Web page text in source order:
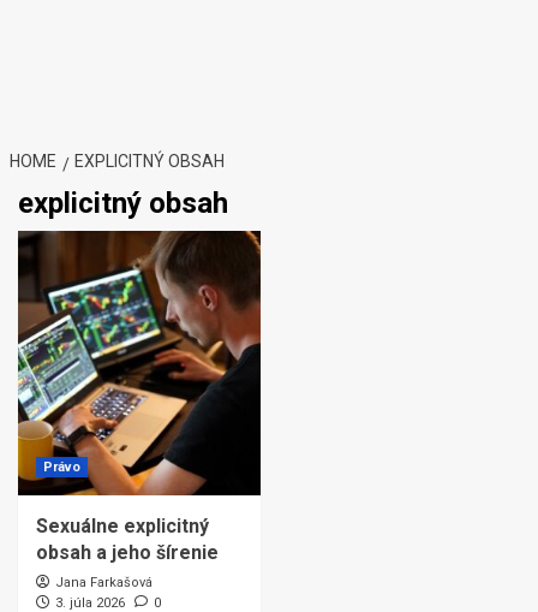
HOME EXPLICITNÝ OBSAH
explicitný obsah
Právo
Sexuálne explicitný
obsah a jeho šírenie
Jana Farkašová
3. júla 2026
0